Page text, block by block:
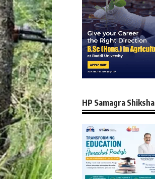
HP Samagra Shiksha